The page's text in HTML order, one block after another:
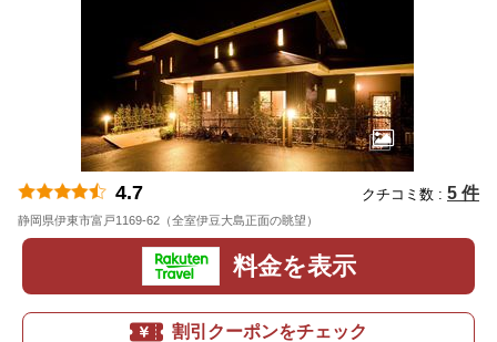
4.7 クチコミ数 : 5 件
静岡県伊東市富戸1169-62（全室伊豆大島正面の眺望）
料金を表示
割引クーポンをチェック